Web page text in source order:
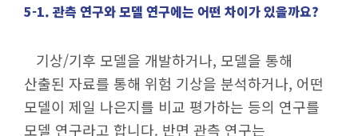
5-1. 관측 연구와 모델 연구에는 어떤 차이가 있을까요?
기상/기후 모델을 개발하거나, 모델을 통해
산출된 자료를 통해 위험 기상을 분석하거나, 어떤
모델이 제일 나은지를 비교 평가하는 등의 연구를
모델 연구라고 합니다. 반면 관측 연구는